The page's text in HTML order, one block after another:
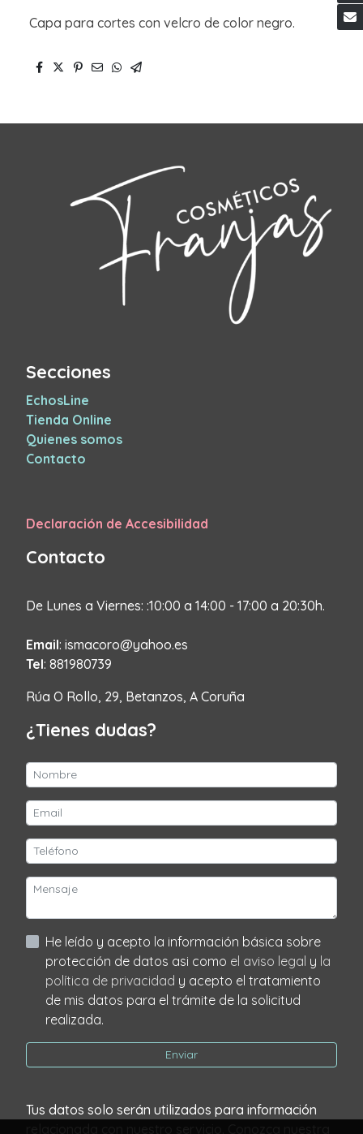
Capa para cortes con velcro de color negro.
Secciones
EchosLine
Tienda Online
Quienes somos
Contacto
Declaración de Accesibilidad
Contacto
De Lunes a Viernes: :10:00 a 14:00 - 17:00 a 20:30h.
Email: ismacoro@yahoo.es
Tel: 881980739
Rúa O Rollo, 29, Betanzos, A Coruña
¿Tienes dudas?
He leído y acepto la información básica sobre
protección de datos asi como el aviso legal y la
política de privacidad y acepto el tratamiento
de mis datos para el trámite de la solicitud
realizada.
Enviar
Tus datos solo serán utilizados para información